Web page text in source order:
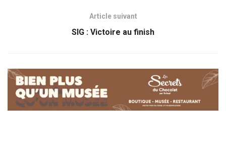
Article suivant
SIG : Victoire au finish